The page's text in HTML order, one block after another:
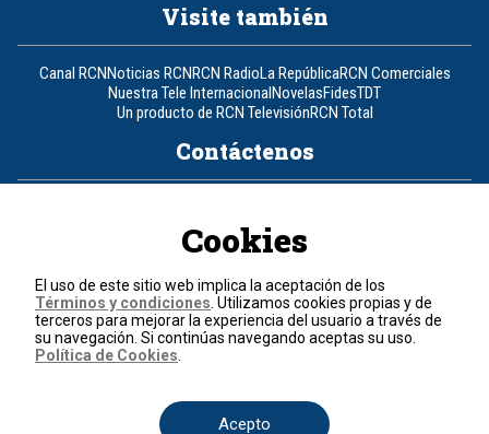
Visite también
Canal RCNNoticias RCNRCN RadioLa RepúblicaRCN Comerciales
Nuestra Tele InternacionalNovelasFidesTDT
Un producto de RCN TelevisiónRCN Total
Contáctenos
Política de cookies
Términos y condiciones
© 2026, RCN Medios.
Todos los derechos reservados.
Cookies
El uso de este sitio web implica la aceptación de los
Términos y condiciones . Utilizamos cookies propias y de
terceros para mejorar la experiencia del usuario a través de
su navegación. Si continúas navegando aceptas su uso.
Política de Cookies
Acepto